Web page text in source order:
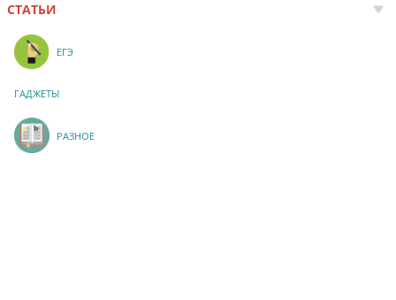
СТАТЬИ
ЕГЭ
ГАДЖЕТЫ
РАЗНОЕ